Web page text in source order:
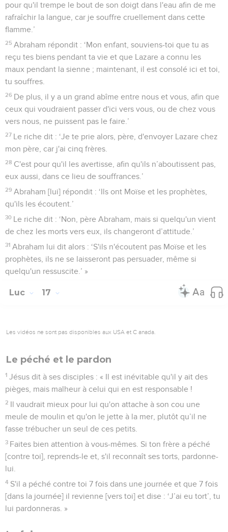
pour qu'il trempe le bout de son doigt dans l'eau afin de me
rafraîchir la langue, car je souffre cruellement dans cette
flamme.’
25 Abraham répondit : ‘Mon enfant, souviens-toi que tu as
reçu tes biens pendant ta vie et que Lazare a connu les
maux pendant la sienne ; maintenant, il est consolé ici et toi,
tu souffres.
26 De plus, il y a un grand abîme entre nous et vous, afin que
ceux qui voudraient passer d'ici vers vous, ou de chez vous
vers nous, ne puissent pas le faire.’
27 Le riche dit : ‘Je te prie alors, père, d'envoyer Lazare chez
mon père, car j'ai cinq frères.
28 C'est pour qu'il les avertisse, afin qu'ils n’aboutissent pas,
eux aussi, dans ce lieu de souffrances.’
29 Abraham [lui] répondit : ‘Ils ont Moïse et les prophètes,
qu'ils les écoutent.’
30 Le riche dit : ‘Non, père Abraham, mais si quelqu'un vient
de chez les morts vers eux, ils changeront d’attitude.’
31 Abraham lui dit alors : ‘S'ils n'écoutent pas Moïse et les
prophètes, ils ne se laisseront pas persuader, même si
quelqu'un ressuscite.’ »
Luc 17
Les vidéos ne sont pas disponibles aux USA et C anada.
Le péché et le pardon
1 Jésus dit à ses disciples : « Il est inévitable qu'il y ait des
pièges, mais malheur à celui qui en est responsable !
2 Il vaudrait mieux pour lui qu'on attache à son cou une
meule de moulin et qu'on le jette à la mer, plutôt qu’il ne
fasse trébucher un seul de ces petits.
3 Faites bien attention à vous-mêmes. Si ton frère a péché
[contre toi], reprends-le et, s'il reconnaît ses torts, pardonne-
lui.
4 S'il a péché contre toi 7 fois dans une journée et que 7 fois
[dans la journée] il revienne [vers toi] et dise : ‘J’ai eu tort’, tu
lui pardonneras. »